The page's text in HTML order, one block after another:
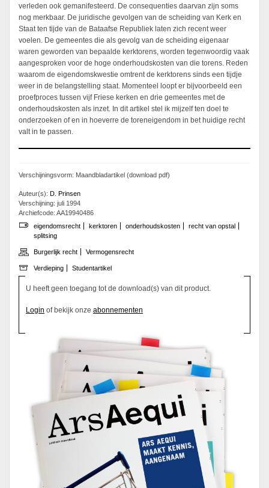
verleden ook gemanifesteerd. De consequenties daarvan zijn soms
nog merkbaar. De juridische gevolgen van de scheiding van Kerk en
Staat ten tijde van de Bataafse Republiek laten zich recent weer
voelen. De gemeentes die als gevolg van de scheiding eigenaar
waren geworden van bepaalde kerktorens, worden tegenwoordig vaak
aangesproken voor de hoge onderhoudskosten van die torens. Reden
waarom de eigendomskwestie omtrent de kerktorens sinds een tijdje
weer in de belangstelling staat. Momenteel loopt er bijvoorbeeld een
proefproces tussen vijf Friese kerken en drie gemeentes met de
onderhoudskosten als inzet. In dit artikel stel ik mijzelf ten doel te
onderzoeken of en in hoeverre de toreneigendom in bet huidige recht
valt in te passen.
Verschijningsvorm: Maandbladartikel (download pdf)
Auteur(s): D. Prinsen
Verschijning: juli 1994
Archiefcode: AA19940486
eigendomsrecht
kerktoren onderhoudskosten
recht van opstal
splitsing
Burgerlijk recht Vermogensrecht
Verdieping Studentartikel
U heeft geen toegang tot de download(s) van dit product.
Login of bekijk onze abonnementen